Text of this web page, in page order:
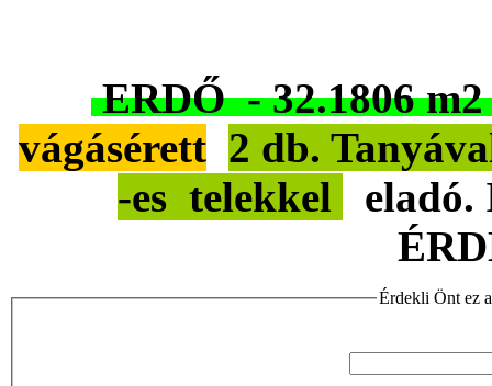
ERDŐ - 32.1806
vágásérett 2 db.
-es telekkel
Érdekli Önt ez